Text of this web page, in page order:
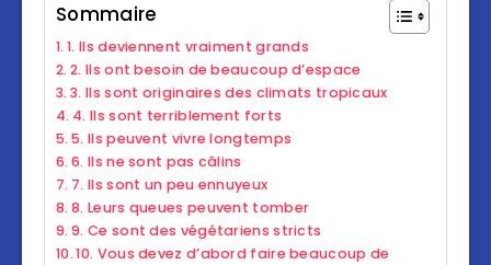
Sommaire
1. Ils deviennent vraiment grands
2. Ils ont besoin de beaucoup d’espace
3. Ils sont originaires des climats tropicaux
4. Ils sont terriblement forts
5. Ils peuvent vivre longtemps
6. Ils ne sont pas câlins
7. Ils sont un peu ennuyeux
8. Leurs queues peuvent tomber
9. Ce sont des végétariens stricts
10. Vous devez d’abord faire beaucoup de